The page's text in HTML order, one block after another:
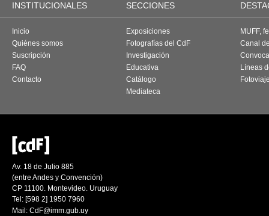
INSTITUCIONALES SECCIONES
Inicio
Quiénes somos
Suscripción
FAQ
Contacto
Exposiciones
Fotografías del CdF
Investigación
Educativa
Catálogo
Mediateca
MUFF,
Canal
Líneas
Av. 18 de Julio 885
(entre Andes y Convención)
CP 11100. Montevideo. Uruguay
Tel: [598 2] 1950 7960
Mail: CdF@imm.gub.uy